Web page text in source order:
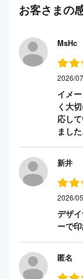
お客さまの
MsHc
2026/
イメ
く大
応し
ました
新井
2026/
デザ
ーで
匿名